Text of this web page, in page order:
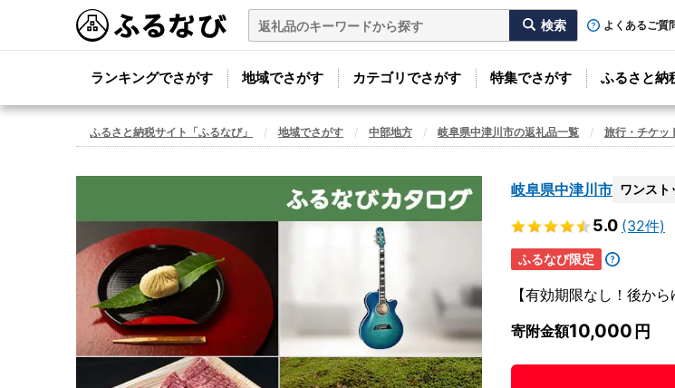
よくあるご質
ランキングでさがす 地域でさがす カテゴリでさがす 特集でさがす ふるさと納
ふるさと納税サイト「ふるなび」 地域でさがす 中部地方 岐阜県中津川市の返礼品一覧 旅行・チケッ
岐阜県中津川市 ワンスト
5.0 (32件)
ふるなび限定
【有効期限なし！後か
寄附金額10,000